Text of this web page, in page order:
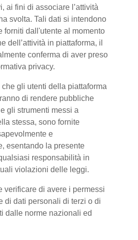
ai fini di associare l’attività
svolta. Tali dati si intendono
forniti dall'utente al momento
dell’attività in piattaforma, il
conferma di aver preso
privacy.
che gli utenti della piattaforma
di rendere pubbliche
gli strumenti messi a
stessa, sono fornite
e
esentando la presente
responsabilità in
violazioni delle leggi.
verificare di avere i permessi
di dati personali di terzi o di
dalle norme nazionali ed